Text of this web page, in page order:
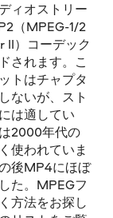
ィオストリー
（MPEG-1/2
II）コーデック
されます。こ
トはチャプタ
ないが、スト
は適してい
2000年代の
使われていま
後MP4にほぼ
た。MPEGフ
方法をお探し